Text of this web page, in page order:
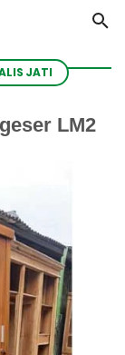
JATI
LM2